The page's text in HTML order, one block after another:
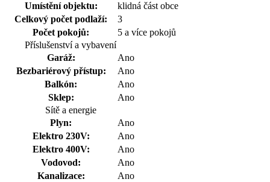
Umístění objektu:
klidná část obce
Celkový počet podlaží:
3
Počet pokojů:
5 a více pokojů
Příslušenství a vybavení
Garáž:
Ano
Bezbariérový přístup:
Ano
Balkón:
Ano
Sklep:
Ano
Sítě a energie
Plyn:
Ano
Elektro 230V:
Ano
Elektro 400V:
Ano
Vodovod:
Ano
Kanalizace:
Ano